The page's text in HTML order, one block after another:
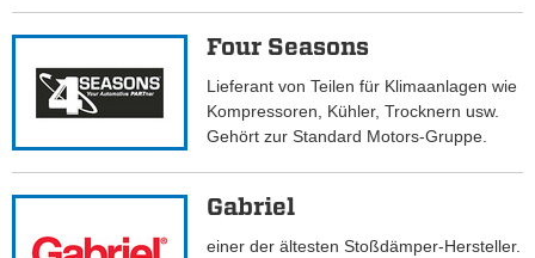
Four Seasons
Lieferant von Teilen für Klimaanlagen wie
Kompressoren, Kühler, Trocknern usw.
Gehört zur Standard Motors-Gruppe.
Gabriel
einer der ältesten Stoßdämper-Hersteller.